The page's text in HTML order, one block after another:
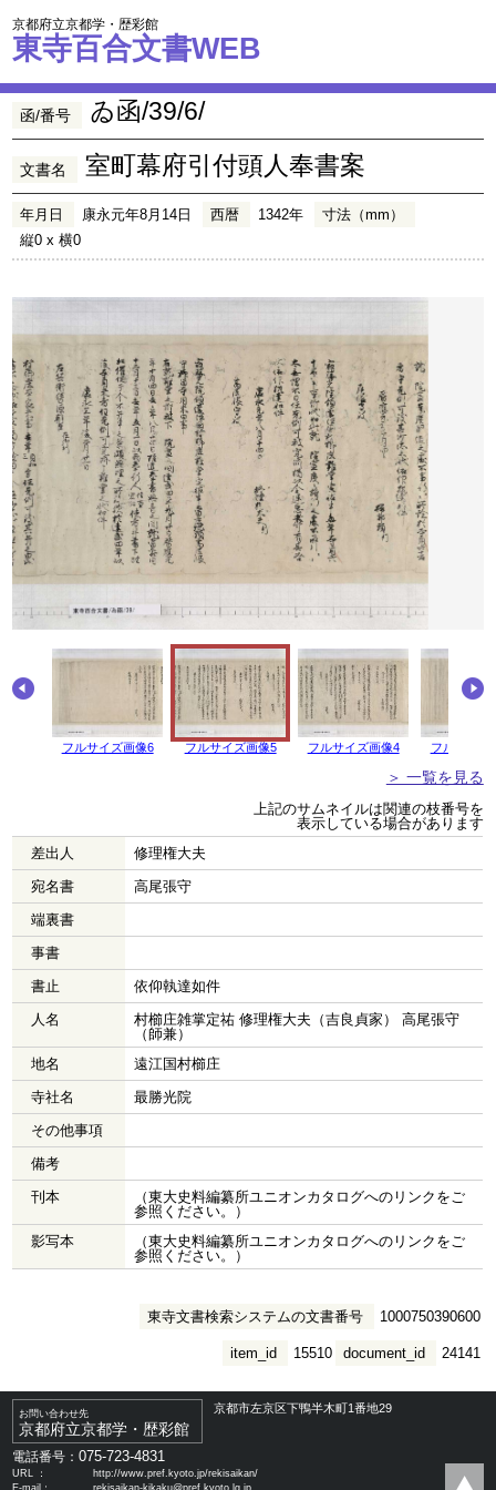
京都府立京都学・歴彩館
東寺百合文書WEB
函/番号 ゐ函/39/6/
文書名 室町幕府引付頭人奉書案
年月日 康永元年8月14日 西暦 1342年
寸法（mm）
縦0 x 横0
フルサイズ画像6 フルサイズ画像5 フルサイズ画像4 フルサイズ
＞ 一覧を見る
上記のサムネイルは関連の枝番号を
表示している場合があります
差出人
修理権大夫
宛名書
高尾張守
端裏書
事書
書止
依仰執達如件
人名
村櫛庄雑掌定祐 修理権大夫（吉良貞家） 高尾張守
（師兼）
地名
遠江国村櫛庄
寺社名
最勝光院
その他事項
備考
刊本
（東大史料編纂所ユニオンカタログへのリンクをご
参照ください。）
影写本
（東大史料編纂所ユニオンカタログへのリンクをご
参照ください。）
東寺文書検索システムの文書番号 1000750390600
document_id 24141
item_id 15510
お問い合わせ先
京都府立京都学・歴彩館
京都市左京区下鴨半木町1番地29
電話番号：075-723-4831
URL ：
http://www.pref.kyoto.jp/rekisaikan/
E-mail：
rekisaikan-kikaku@pref.kyoto.lg.jp